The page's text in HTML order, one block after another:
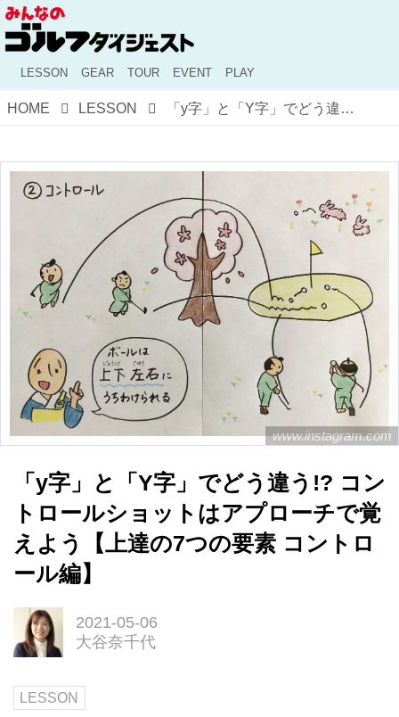
LESSON GEAR TOUR EVENT PLAY
HOME LESSON 「y字」と「Y字」でどう違う!? コントロールショットはアプローチで覚えよう【上達の7つの要素 コントロール編】
www.instagram.com
「y字」と「Y字」でどう違う!? コン
トロールショットはアプローチで覚
えよう【上達の7つの要素 コントロ
ール編】
2021-05-06
大谷奈千代
LESSON